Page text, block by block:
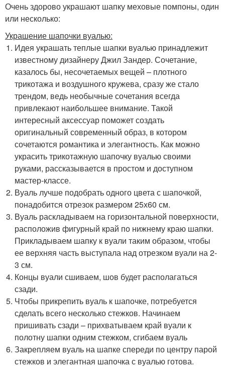
Очень здорово украшают шапку меховые помпоны, один
или несколько:
Украшение шапочки вуалью:
Идея украшать теплые шапки вуалью принадлежит
известному дизайнеру Джил Зандер. Сочетание,
казалось бы, несочетаемых вещей – плотного
трикотажа и воздушного кружева, сразу же стало
трендом, ведь необычные сочетания всегда
привлекают наибольшее внимание. Такой
интересный аксессуар поможет создать
оригинальный современный образ, в котором
сочетаются романтика и элегантность. Как можно
украсить трикотажную шапочку вуалью своими
руками, рассказывается в простом и доступном
мастер-классе.
Вуаль лучше подобрать одного цвета с шапочкой,
понадобится отрезок размером 25х60 см.
Вуаль раскладываем на горизонтальной поверхности,
расположив фигурный край по нижнему краю шапки.
Прикладываем шапку к вуали таким образом, чтобы
ее верхняя часть выступала над отрезком вуали на 2-
3 см.
Концы вуали сшиваем, шов будет располагаться
сзади.
Чтобы прикрепить вуаль к шапочке, потребуется
сделать всего несколько стежков. Начинаем
пришивать сзади – прихватываем край вуали к
полотну шапки одним стежком, сгибаем вуаль
Закрепляем вуаль на шапке спереди по центру парой
стежков и элегантная шапочка с вуалью готова.